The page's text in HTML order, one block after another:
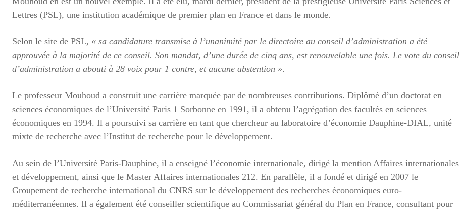
Lettres (PSL), une institution académique de premier plan en France et dans le monde.
Selon le site de PSL, « sa candidature transmise à l’unanimité par le directoire au conseil d’administration a été
approuvée à la majorité de ce conseil. Son mandat, d’une durée de cinq ans, est renouvelable une fois. Le vote du conseil
d’administration a abouti à 28 voix pour 1 contre, et aucune abstention ».
Le professeur Mouhoud a construit une carrière marquée par de nombreuses contributions. Diplômé d’un doctorat en
sciences économiques de l’Université Paris 1 Sorbonne en 1991, il a obtenu l’agrégation des facultés en sciences
économiques en 1994. Il a poursuivi sa carrière en tant que chercheur au laboratoire d’économie Dauphine-DIAL, unité
mixte de recherche avec l’Institut de recherche pour le développement.
Au sein de l’Université Paris-Dauphine, il a enseigné l’économie internationale, dirigé la mention Affaires internationales
et développement, ainsi que le Master Affaires internationales 212. En parallèle, il a fondé et dirigé en 2007 le
Groupement de recherche international du CNRS sur le développement des recherches économiques euro-
méditerranéennes. Il a également été conseiller scientifique au Commissariat général du Plan en France, consultant pour